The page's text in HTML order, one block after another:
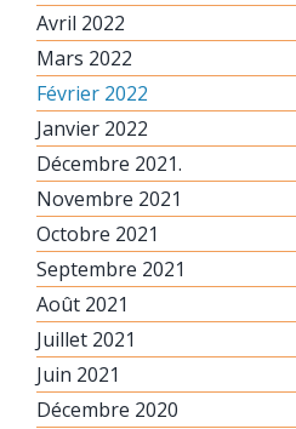
Avril 2022
Mars 2022
Février 2022
Janvier 2022
Décembre 2021.
Novembre 2021
Octobre 2021
Septembre 2021
Août 2021
Juillet 2021
Juin 2021
Décembre 2020